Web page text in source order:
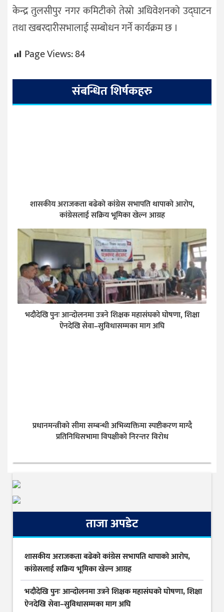
केन्द्र तुलसीपुर नगर कमिटीको तेस्रो अधिवेशनको उद्घाटन
तथा खबरदारीसभालाई सम्बोधन गर्ने कार्यक्रम छ ।
Page Views:84
संबन्धित शिर्षकहरु
शासकीय अराजकता बढेको कांग्रेस सभापति थापाको आरोप,
कांग्रेसलाई सक्रिय भूमिका खेल्न आग्रह
भदौदेखि पुनः आन्दोलनमा उत्रने शिक्षक महासंघको घोषणा, शिक्षा
ऐनदेखि सेवा–सुविधासम्मका माग अघि
प्रधानमन्त्रीको सीमा सम्बन्धी अभिव्यक्तिमा स्पष्टीकरण माग्दै
प्रतिनिधिसभामा विपक्षीको निरन्तर विरोध
ताजा अपडेट
शासकीय अराजकता बढेको कांग्रेस सभापति थापाको आरोप,
कांग्रेसलाई सक्रिय भूमिका खेल्न आग्रह
भदौदेखि पुनः आन्दोलनमा उत्रने शिक्षक महासंघको घोषणा, शिक्षा
ऐनदेखि सेवा–सुविधासम्मका माग अघि